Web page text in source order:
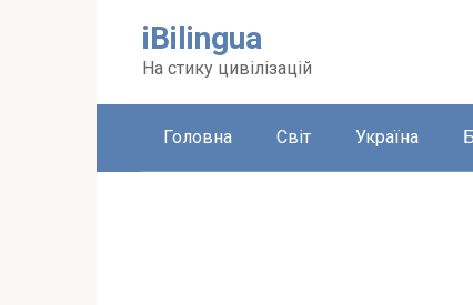
iBilingua
На стику цивілізацій
Головна Світ Україна